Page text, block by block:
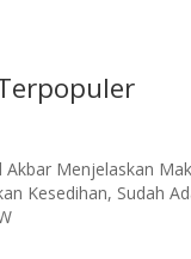
Akbar Menjelaskan
Kesedihan, Sudah